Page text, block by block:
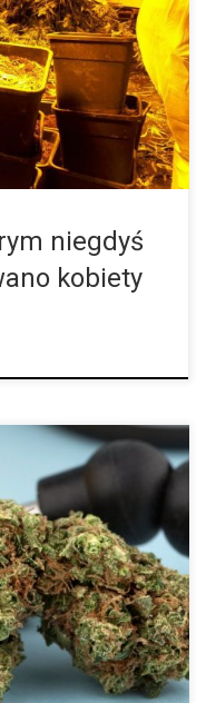
Bielefeld w
która w 2016
niegdyś
kobiety
się ostatnio rosnącą
właściwości, jakimi
zdrowie. 32-letni
z Waldkirch […]